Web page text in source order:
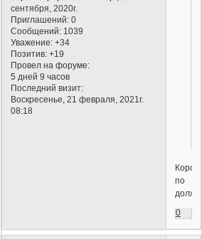
сентября, 2020г.
Приглашений: 0
Сообщений: 1039
Уважение: +34
Позитив: +19
Провел на форуме:
5 дней 9 часов
Последний визит:
Воскресенье, 21 февраля, 2021г.
08:18
по
0